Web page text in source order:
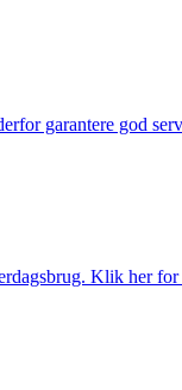
garantere god
Klik her for